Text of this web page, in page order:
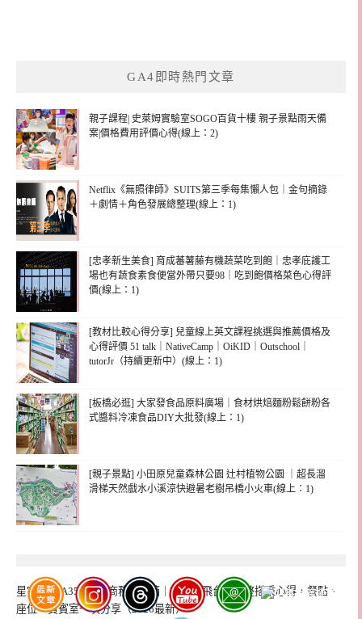
GA4即時熱門文章
親子課程| 史萊姆實驗室SOGO百貨十樓 親子景點雨天備
案|價格費用評價心得(線上：2)
Netflix《無照律師》SUITS第三季每集懶人包｜金句摘錄
＋劇情＋角色發展總整理(線上：1)
[忠孝新生美食] 育成蕃薯藤有機蔬菜吃到飽｜忠孝庇護工
場也有蔬食素食便當外帶只要98｜吃到飽價格菜色心得評
價(線上：1)
[教材比較心得分享] 兒童線上英文課程挑選與推薦價格及
心得評價 51 talk｜NativeCamp｜OiKID｜Outschool｜
tutorJr（持續更新中）(線上：1)
[板橋必逛] 大家發食品原料廣場｜食材烘焙麵粉鬆餅粉各
式醬料冷凍食品DIY大批發(線上：1)
[親子景點] 小田原兒童森林公園 辻村植物公園 ｜超長溜
滑梯天然戲水小溪涼快避暑老樹吊橋小火車(線上：1)
星宇航空 A350-900 商務艙開箱｜新加坡飛台北完整搭乘心得，餐點、
座位、貴賓室一次分享（2026最新）